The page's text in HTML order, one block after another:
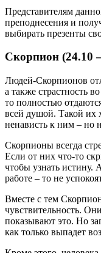
Представителям
преподнесения и
выбирать презенты
Скорпион (24.10
Людей-Скорпионов
а также страстность
то полностью
всей душой. Такой их
ненависть к ним – но
Скорпионы всегда
Если от них что-то
чтобы узнать истину.
работе – то не
Вместе с тем
чувствительность.
показывают это. Но
как только выпадет